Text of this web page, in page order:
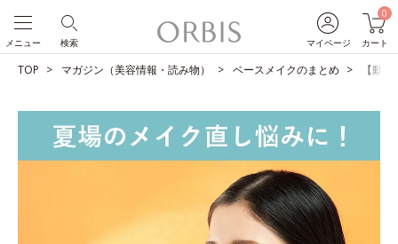
マイページ
0
カート
検索
メニュー
TOP マガジン（美容情報・読み物） ベースメイクのまとめ 【動